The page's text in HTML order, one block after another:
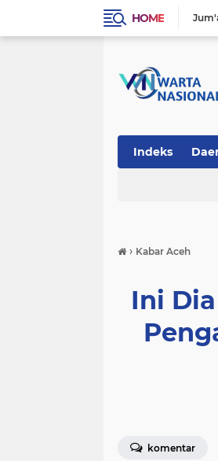
HOME
Indeks
› Kabar Aceh
Ini
komentar